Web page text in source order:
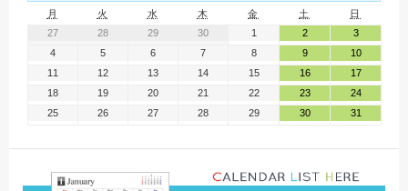
月 火 水 木 金 土
日
27
28 29 30 1 2
3
4
5 6 7 8 9
10
11
12 13 14 15 16
17
18
19 20 21 22 23
24
25
26 27 28 29 30 31